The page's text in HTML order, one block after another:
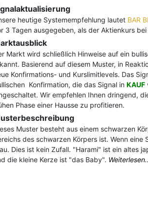
heutige Systemempfehlung lautet BAR
3 Tagen ausgegeben, als der Aktienkurs
Markt wird schließlich Hinweise auf ein
Basierend auf diesem Muster, in
Konfirmations- und Kurslimitlevels. Das
Konfirmation, die das Signal in KAUF
Wir empfehlen Ihnen dringend,
Phase einer Hausse zu profitieren.
Muster besteht aus einem schwarzen
des schwarzen Körpers ist. Wenn
Dies ist kein Zufall. "Harami" ist ein altes
die kleine Kerze ist "das Baby".